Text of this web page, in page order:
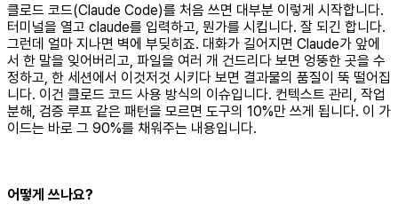
클로드 코드(Claude Code)를 처음 쓰면 대부분 이렇게 시작합니다.
터미널을 열고 claude를 입력하고, 뭔가를 시킵니다. 잘 되긴 합니다.
그런데 얼마 지나면 벽에 부딪히죠. 대화가 길어지면 Claude가 앞에
서 한 말을 잊어버리고, 파일을 여러 개 건드리다 보면 엉뚱한 곳을 수
정하고, 한 세션에서 이것저것 시키다 보면 결과물의 품질이 뚝 떨어집
니다. 이건 클로드 코드 사용 방식의 이슈입니다. 컨텍스트 관리, 작업
분해, 검증 루프 같은 패턴을 모르면 도구의 10%만 쓰게 됩니다. 이 가
이드는 바로 그 90%를 채워주는 내용입니다.
어떻게 쓰나요?